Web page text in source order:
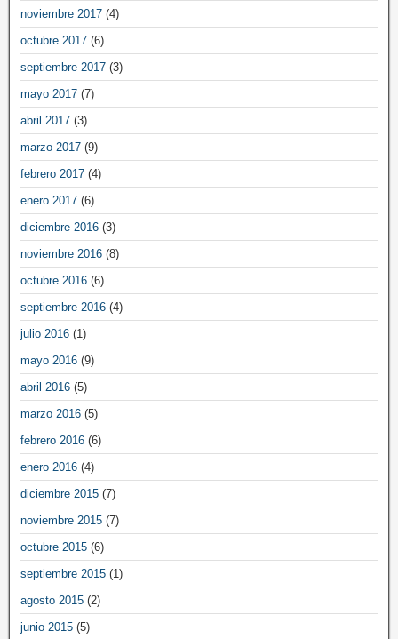
noviembre 2017 (4)
octubre 2017 (6)
septiembre 2017 (3)
mayo 2017 (7)
abril 2017 (3)
marzo 2017 (9)
febrero 2017 (4)
enero 2017 (6)
diciembre 2016 (3)
noviembre 2016 (8)
octubre 2016 (6)
septiembre 2016 (4)
julio 2016 (1)
mayo 2016 (9)
abril 2016 (5)
marzo 2016 (5)
febrero 2016 (6)
enero 2016 (4)
diciembre 2015 (7)
noviembre 2015 (7)
octubre 2015 (6)
septiembre 2015 (1)
agosto 2015 (2)
junio 2015 (5)